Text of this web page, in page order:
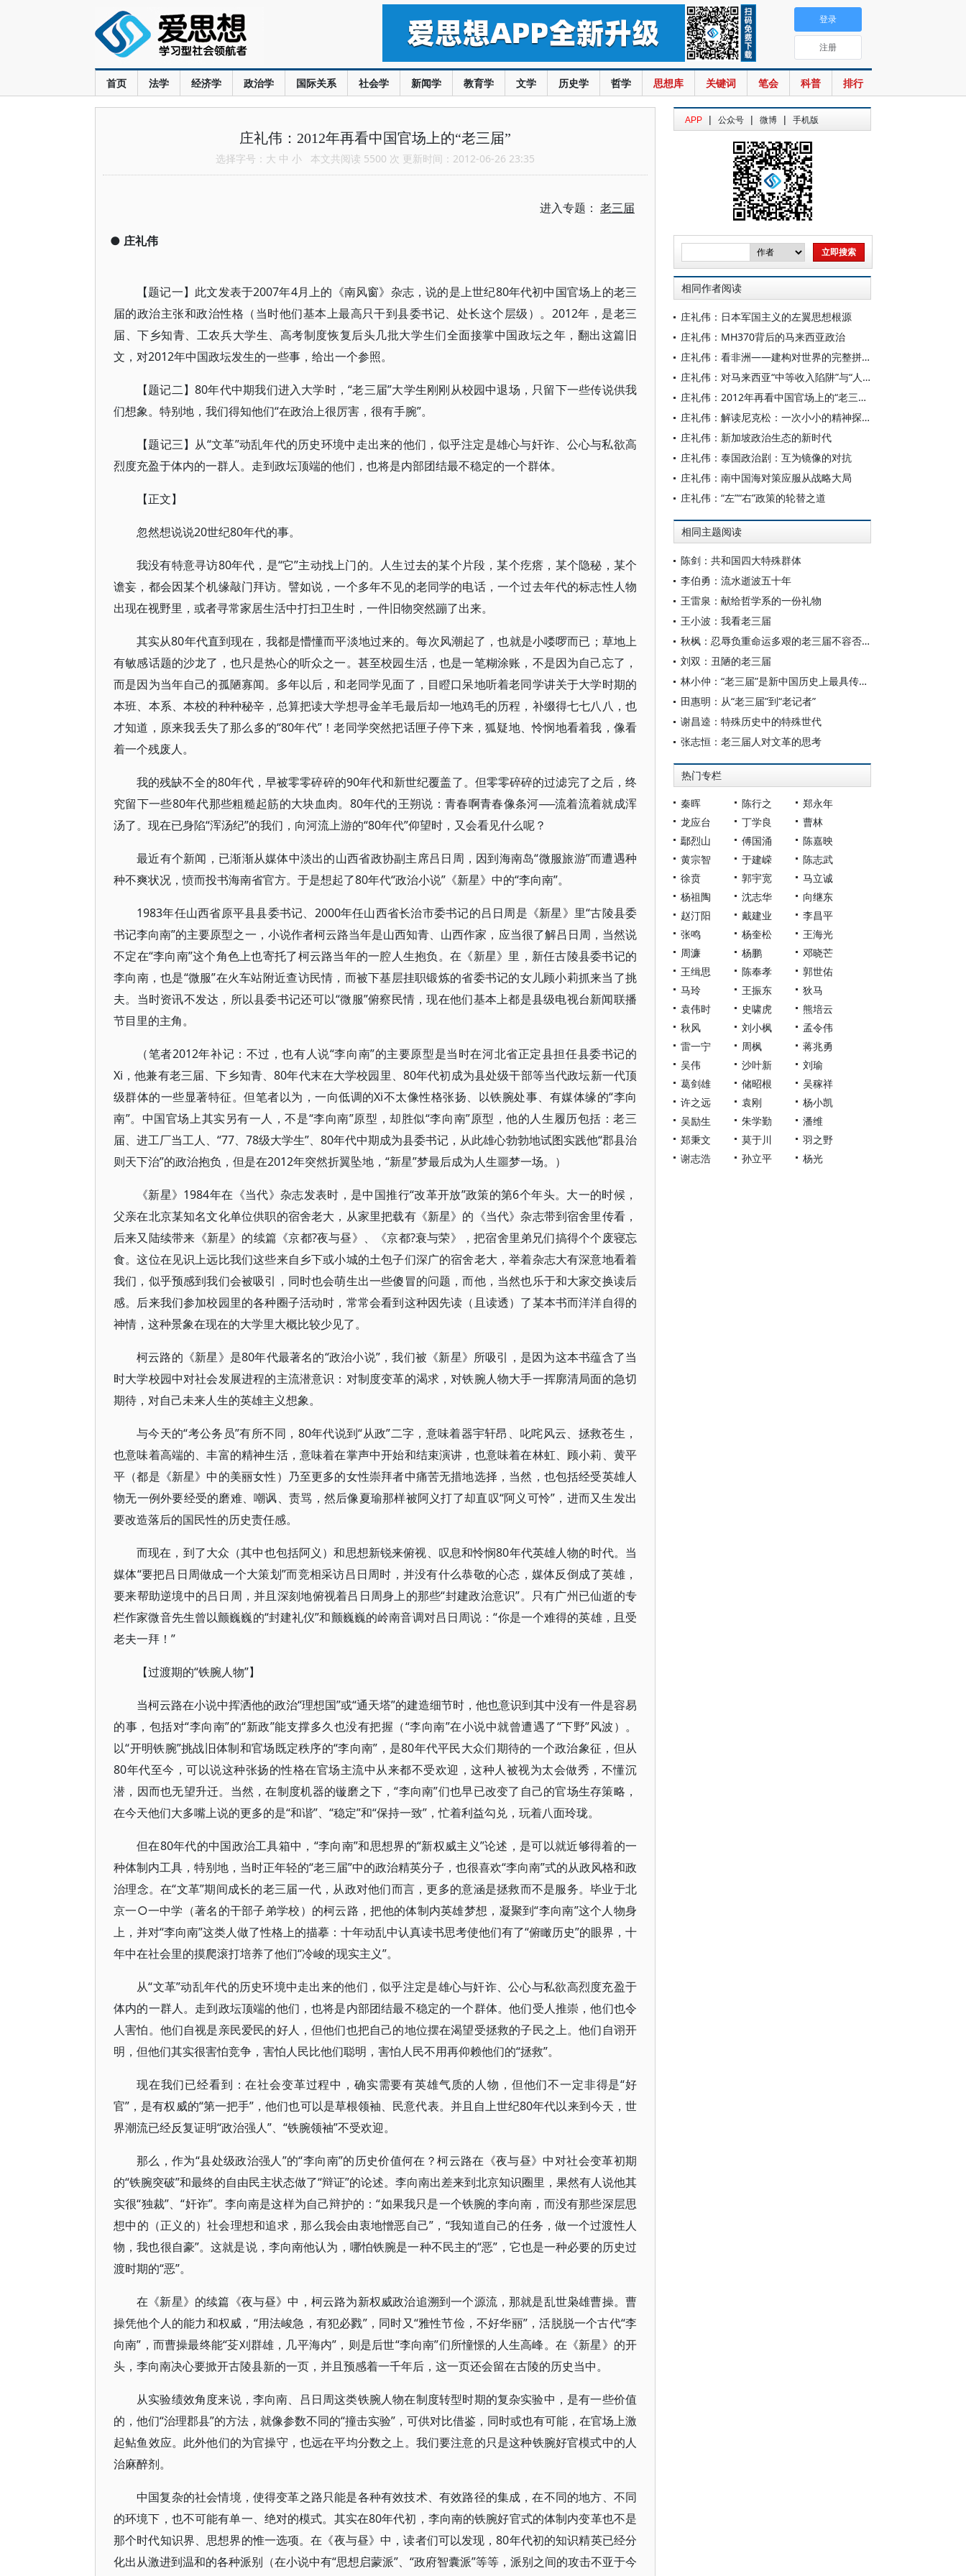
首页 法学 经济学 政治学 国际关系 社会学 新闻学 教育学 文学 历史学 哲学 思想库 关键词 笔会 科普 排行
登录
注册
庄礼伟：2012年再看中国官场上的“老三届”
选择字号： 大 中 小 本文共阅读 5500 次 更新时间：2012-06-26 23:35
进入专题： 老三届
● 庄礼伟
【题记一】此文发表于2007年4月上的《南风窗》杂志，说的是上世纪80年代初中国官场上的老三
届的政治主张和政治性格（当时他们基本上最高只干到县委书记、处长这个层级）。2012年，是老三
届、下乡知青、工农兵大学生、高考制度恢复后头几批大学生们全面接掌中国政坛之年，翻出这篇旧
文，对2012年中国政坛发生的一些事，给出一个参照。
【题记二】80年代中期我们进入大学时，“老三届”大学生刚刚从校园中退场，只留下一些传说供我
们想象。特别地，我们得知他们“在政治上很厉害，很有手腕”。
【题记三】从“文革”动乱年代的历史环境中走出来的他们，似乎注定是雄心与奸诈、公心与私欲高
烈度充盈于体内的一群人。走到政坛顶端的他们，也将是内部团结最不稳定的一个群体。
【正文】
忽然想说说20世纪80年代的事。
我没有特意寻访80年代，是“它”主动找上门的。人生过去的某个片段，某个疙瘩，某个隐秘，某个
谵妄，都会因某个机缘敲门拜访。譬如说，一个多年不见的老同学的电话，一个过去年代的标志性人物
出现在视野里，或者寻常家居生活中打扫卫生时，一件旧物突然蹦了出来。
其实从80年代直到现在，我都是懵懂而平淡地过来的。每次风潮起了，也就是小喽啰而已；草地上
有敏感话题的沙龙了，也只是热心的听众之一。甚至校园生活，也是一笔糊涂账，不是因为自己忘了，
而是因为当年自己的孤陋寡闻。多年以后，和老同学见面了，目瞪口呆地听着老同学讲关于大学时期的
本班、本系、本校的种种秘辛，总算把读大学想寻金羊毛最后却一地鸡毛的历程，补缀得七七八八，也
才知道，原来我丢失了那么多的“80年代”！老同学突然把话匣子停下来，狐疑地、怜悯地看着我，像看
着一个残废人。
我的残缺不全的80年代，早被零零碎碎的90年代和新世纪覆盖了。但零零碎碎的过滤完了之后，终
究留下一些80年代那些粗糙起筋的大块血肉。80年代的王朔说：青春啊青春像条河──流着流着就成浑
汤了。现在已身陷“浑汤纪”的我们，向河流上游的“80年代”仰望时，又会看见什么呢？
最近有个新闻，已渐渐从媒体中淡出的山西省政协副主席吕日周，因到海南岛“微服旅游”而遭遇种
种不爽状况，愤而投书海南省官方。于是想起了80年代“政治小说”《新星》中的“李向南”。
1983年任山西省原平县县委书记、2000年任山西省长治市委书记的吕日周是《新星》里“古陵县委
书记李向南”的主要原型之一，小说作者柯云路当年是山西知青、山西作家，应当很了解吕日周，当然说
不定在“李向南”这个角色上也寄托了柯云路当年的一腔人生抱负。在《新星》里，新任古陵县委书记的
李向南，也是“微服”在火车站附近查访民情，而被下基层挂职锻炼的省委书记的女儿顾小莉抓来当了挑
夫。当时资讯不发达，所以县委书记还可以“微服”俯察民情，现在他们基本上都是县级电视台新闻联播
节目里的主角。
（笔者2012年补记：不过，也有人说“李向南”的主要原型是当时在河北省正定县担任县委书记的
Xi，他兼有老三届、下乡知青、80年代末在大学校园里、80年代初成为县处级干部等当代政坛新一代顶
级群体的一些显著特征。但笔者以为，一向低调的Xi不太像性格张扬、以铁腕处事、有媒体缘的“李向
南”。中国官场上其实另有一人，不是“李向南”原型，却胜似“李向南”原型，他的人生履历包括：老三
届、进工厂当工人、“77、78级大学生”、80年代中期成为县委书记，从此雄心勃勃地试图实践他“郡县治
则天下治”的政治抱负，但是在2012年突然折翼坠地，“新星”梦最后成为人生噩梦一场。）
《新星》1984年在《当代》杂志发表时，是中国推行“改革开放”政策的第6个年头。大一的时候，
父亲在北京某知名文化单位供职的宿舍老大，从家里把载有《新星》的《当代》杂志带到宿舍里传看，
后来又陆续带来《新星》的续篇《京都?夜与昼》、《京都?衰与荣》，把宿舍里弟兄们搞得个个废寝忘
食。这位在见识上远比我们这些来自乡下或小城的土包子们深广的宿舍老大，举着杂志大有深意地看着
我们，似乎预感到我们会被吸引，同时也会萌生出一些傻冒的问题，而他，当然也乐于和大家交换读后
感。后来我们参加校园里的各种圈子活动时，常常会看到这种因先读（且读透）了某本书而洋洋自得的
神情，这种景象在现在的大学里大概比较少见了。
柯云路的《新星》是80年代最著名的“政治小说”，我们被《新星》所吸引，是因为这本书蕴含了当
时大学校园中对社会发展进程的主流潜意识：对制度变革的渴求，对铁腕人物大手一挥廓清局面的急切
期待，对自己未来人生的英雄主义想象。
与今天的“考公务员”有所不同，80年代说到“从政”二字，意味着器宇轩昂、叱咤风云、拯救苍生，
也意味着高端的、丰富的精神生活，意味着在掌声中开始和结束演讲，也意味着在林虹、顾小莉、黄平
平（都是《新星》中的美丽女性）乃至更多的女性崇拜者中痛苦无措地选择，当然，也包括经受英雄人
物无一例外要经受的磨难、嘲讽、责骂，然后像夏瑜那样被阿义打了却直叹“阿义可怜”，进而又生发出
要改造落后的国民性的历史责任感。
而现在，到了大众（其中也包括阿义）和思想新锐来俯视、叹息和怜悯80年代英雄人物的时代。当
媒体“要把吕日周做成一个大策划”而竞相采访吕日周时，并没有什么恭敬的心态，媒体反倒成了英雄，
要来帮助逆境中的吕日周，并且深刻地俯视着吕日周身上的那些“封建政治意识”。只有广州已仙逝的专
栏作家微音先生曾以颤巍巍的“封建礼仪”和颤巍巍的岭南音调对吕日周说：“你是一个难得的英雄，且受
老夫一拜！”
【过渡期的“铁腕人物”】
当柯云路在小说中挥洒他的政治“理想国”或“通天塔”的建造细节时，他也意识到其中没有一件是容易
的事，包括对“李向南”的“新政”能支撑多久也没有把握（“李向南”在小说中就曾遭遇了“下野”风波）。
以“开明铁腕”挑战旧体制和官场既定秩序的“李向南”，是80年代平民大众们期待的一个政治象征，但从
80年代至今，可以说这种张扬的性格在官场主流中从来都不受欢迎，这种人被视为太会做秀，不懂沉
潜，因而也无望升迁。当然，在制度机器的镟磨之下，“李向南”们也早已改变了自己的官场生存策略，
在今天他们大多嘴上说的更多的是“和谐”、“稳定”和“保持一致”，忙着利益勾兑，玩着八面玲珑。
但在80年代的中国政治工具箱中，“李向南”和思想界的“新权威主义”论述，是可以就近够得着的一
种体制内工具，特别地，当时正年轻的“老三届”中的政治精英分子，也很喜欢“李向南”式的从政风格和政
治理念。在“文革”期间成长的老三届一代，从政对他们而言，更多的意涵是拯救而不是服务。毕业于北
京一○一中学（著名的干部子弟学校）的柯云路，把他的体制内英雄梦想，凝聚到“李向南”这个人物身
上，并对“李向南”这类人做了性格上的描摹：十年动乱中认真读书思考使他们有了“俯瞰历史”的眼界，十
年中在社会里的摸爬滚打培养了他们“冷峻的现实主义”。
从“文革”动乱年代的历史环境中走出来的他们，似乎注定是雄心与奸诈、公心与私欲高烈度充盈于
体内的一群人。走到政坛顶端的他们，也将是内部团结最不稳定的一个群体。他们受人推崇，他们也令
人害怕。他们自视是亲民爱民的好人，但他们也把自己的地位摆在渴望受拯救的子民之上。他们自诩开
明，但他们其实很害怕竞争，害怕人民比他们聪明，害怕人民不用再仰赖他们的“拯救”。
现在我们已经看到：在社会变革过程中，确实需要有英雄气质的人物，但他们不一定非得是“好
官”，是有权威的“第一把手”，他们也可以是草根领袖、民意代表。并且自上世纪80年代以来到今天，世
界潮流已经反复证明“政治强人”、“铁腕领袖”不受欢迎。
那么，作为“县处级政治强人”的“李向南”的历史价值何在？柯云路在《夜与昼》中对社会变革初期
的“铁腕突破”和最终的自由民主状态做了“辩证”的论述。李向南出差来到北京知识圈里，果然有人说他其
实很“独裁”、“奸诈”。李向南是这样为自己辩护的：“如果我只是一个铁腕的李向南，而没有那些深层思
想中的（正义的）社会理想和追求，那么我会由衷地憎恶自己”，“我知道自己的任务，做一个过渡性人
物，我也很自豪”。这就是说，李向南他认为，哪怕铁腕是一种不民主的“恶”，它也是一种必要的历史过
渡时期的“恶”。
在《新星》的续篇《夜与昼》中，柯云路为新权威政治追溯到一个源流，那就是乱世枭雄曹操。曹
操凭他个人的能力和权威，“用法峻急，有犯必戮”，同时又“雅性节俭，不好华丽”，活脱脱一个古代“李
向南”，而曹操最终能“芟刈群雄，几平海内”，则是后世“李向南”们所憧憬的人生高峰。在《新星》的开
头，李向南决心要掀开古陵县新的一页，并且预感着一千年后，这一页还会留在古陵的历史当中。
从实验绩效角度来说，李向南、吕日周这类铁腕人物在制度转型时期的复杂实验中，是有一些价值
的，他们“治理郡县”的方法，就像参数不同的“撞击实验”，可供对比借鉴，同时或也有可能，在官场上激
起鲇鱼效应。此外他们的为官操守，也远在平均分数之上。我们要注意的只是这种铁腕好官模式中的人
治麻醉剂。
中国复杂的社会情境，使得变革之路只能是各种有效技术、有效路径的集成，在不同的地方、不同
的环境下，也不可能有单一、绝对的模式。其实在80年代初，李向南的铁腕好官式的体制内变革也不是
那个时代知识界、思想界的惟一选项。在《夜与昼》中，读者们可以发现，80年代初的知识精英已经分
化出从激进到温和的各种派别（在小说中有“思想启蒙派”、“政府智囊派”等等，派别之间的攻击不亚于今
APP | 公众号 | 微博 | 手机版
相同作者阅读
庄礼伟：日本军国主义的左翼思想根源
庄礼伟：MH370背后的马来西亚政治
庄礼伟：看非洲——建构对世界的完整拼图
庄礼伟：对马来西亚“中等收入陷阱”与“人均国民收入”的考察
庄礼伟：2012年再看中国官场上的“老三届”
庄礼伟：解读尼克松：一次小小的精神探险──水门事件30周年感言
庄礼伟：新加坡政治生态的新时代
庄礼伟：泰国政治剧：互为镜像的对抗
庄礼伟：南中国海对策应服从战略大局
庄礼伟：“左”“右”政策的轮替之道
相同主题阅读
陈剑：共和国四大特殊群体
李伯勇：流水逝波五十年
王雷泉：献给哲学系的一份礼物
王小波：我看老三届
秋枫：忍辱负重命运多艰的老三届不容否定
刘双：丑陋的老三届
林小仲：“老三届”是新中国历史上最具传奇的一代
田惠明：从“老三届”到“老记者”
谢昌逵：特殊历史中的特殊世代
张志恒：老三届人对文革的思考
热门专栏
秦晖 陈行之
郑永年
龙应台
丁学良
曹林
鄢烈山
傅国涌
陈嘉映
黄宗智
于建嵘
陈志武
徐贲
郭宇宽
马立诚
杨祖陶
沈志华
向继东
赵汀阳
戴建业
李昌平
张鸣
杨奎松
王海光
周濂
杨鹏
邓晓芒
王缉思
陈奉孝
郭世佑
马玲
王振东
狄马
袁伟时
史啸虎
熊培云
秋风
刘小枫
孟令伟
雷一宁
周枫
蒋兆勇
吴伟
沙叶新
刘瑜
葛剑雄
储昭根
吴稼祥
许之远
袁刚
杨小凯
吴励生
朱学勤
潘维
郑秉文
莫于川
羽之野
谢志浩
孙立平 杨光